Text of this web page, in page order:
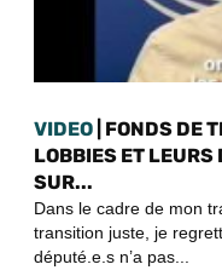
VIDEO | FONDS DE
LOBBIES ET LEURS
SUR...
Dans le cadre de mon
transition juste, je
député.e.s n’a pas...